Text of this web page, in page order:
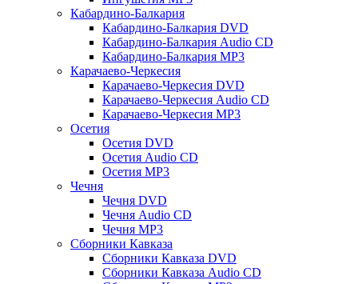
Кабардино-Балкария
Кабардино-Балкария DVD
Кабардино-Балкария Audio CD
Кабардино-Балкария MP3
Карачаево-Черкесия
Карачаево-Черкесия DVD
Карачаево-Черкесия Audio CD
Карачаево-Черкесия MP3
Осетия
Осетия DVD
Осетия Audio CD
Осетия MP3
Чечня
Чечня DVD
Чечня Audio CD
Чечня MP3
Сборники Кавказа
Сборники Кавказа DVD
Сборники Кавказа Audio CD